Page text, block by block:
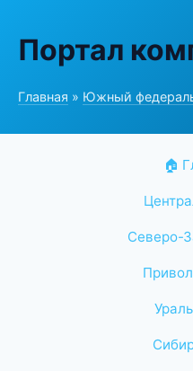
Портал
Главная » Южный
🏠
Северо-